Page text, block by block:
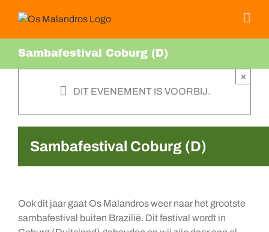
naar
Sambafestival Coburg (D)
DIT EVENEMENT IS VOORBIJ.
×
Sambafestival Coburg (D)
Ook dit jaar gaat Os Malandros weer naar het grootste
sambafestival buiten Brazilië. Dit festival wordt in